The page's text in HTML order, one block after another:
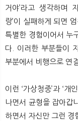
거야’라고 생각하며
랑’이 실패하게 되면
특별한 경험이어서 누
다. 이러한 부분들이
부분에서 비행으로 연
이런 ‘가상청중’과 ‘개
나면서 균형을 잡아갑
하면서 자신만 그런 경